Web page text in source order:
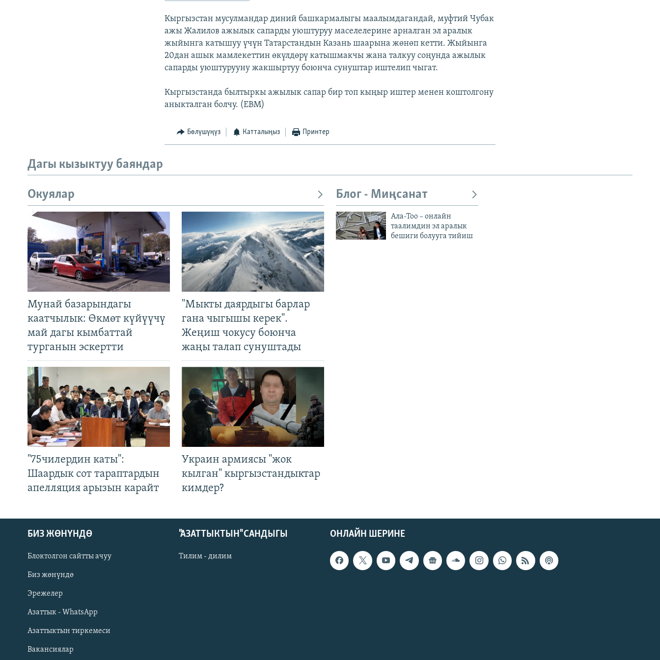
Русский
ОНЛАЙН ШЕРИНЕ
Кыргызстан мусулмандар диний башкармалыгы маалымдагандай, муфтий Чубак
ажы Жалилов ажылык сапарды уюштуруу маселелерине арналган эл аралык
жыйынга катышуу үчүн Татарстандын Казань шаарына жөнөп кетти. Жыйынга
20дан ашык мамлекеттин өкүлдөрү катышмакчы жана талкуу соңунда ажылык
сапарды уюштурууну жакшыртуу боюнча сунуштар иштелип чыгат.
Кыргызстанда былтыркы ажылык сапар бир топ кыңыр иштер менен коштолгону
аныкталган болчу. (EBM)
Бөлүшүңүз Катталыңыз Принтер
Дагы кызыктуу баяндар
Окуялар
Мунай базарындагы
каатчылык: Өкмөт күйүүчү
май дагы кымбаттай
турганын эскертти
"Мыкты даярдыгы барлар
гана чыгышы керек".
Жеңиш чокусу боюнча
жаңы талап сунуштады
"75чилердин каты":
Шаардык сот тараптардын
апелляция арызын карайт
Украин армиясы "жок
кылган" кыргызстандыктар
кимдер?
Блог - Миңсанат
Ала-Тоо – онлайн
таалимдин эл аралык
бешиги болууга тийиш
ОНЛАЙН ШЕРИНЕ
БИЗ ЖӨНҮНДӨ
Блоктолгон сайтты ачуу
Биз жөнүндө
Эрежелер
Азаттык - WhatsApp
Азаттыктын тиркемеси
Вакансиялар
"АЗАТТЫКТЫН" САНДЫГЫ
Тилим - дилим